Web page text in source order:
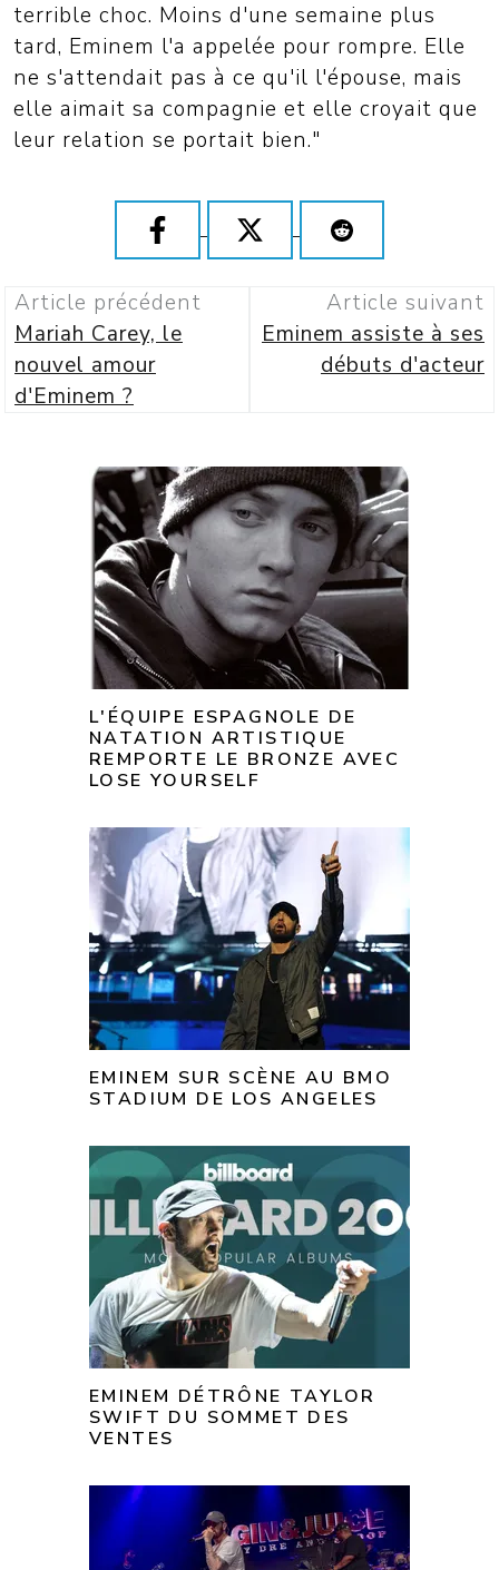
terrible choc. Moins d'une semaine plus
tard, Eminem l'a appelée pour rompre. Elle
ne s'attendait pas à ce qu'il l'épouse, mais
elle aimait sa compagnie et elle croyait que
leur relation se portait bien."
Article précédent
Mariah Carey, le
nouvel amour
d'Eminem ?
Article suivant
Eminem assiste à ses
débuts d'acteur
L'ÉQUIPE ESPAGNOLE DE
NATATION ARTISTIQUE
REMPORTE LE BRONZE AVEC
LOSE YOURSELF
EMINEM SUR SCÈNE AU BMO
STADIUM DE LOS ANGELES
EMINEM DÉTRÔNE TAYLOR
SWIFT DU SOMMET DES
VENTES